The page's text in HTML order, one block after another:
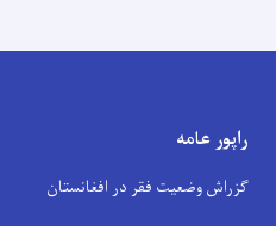
راپور عامه
گزراش وضعیت فقر در افغانستان